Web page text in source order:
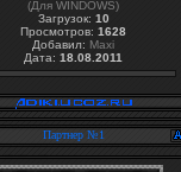
(Для WINDOWS)
Загрузок: 10
Просмотров: 1628
Добавил: Maxi
Дата: 18.08.2011
Партнер №1